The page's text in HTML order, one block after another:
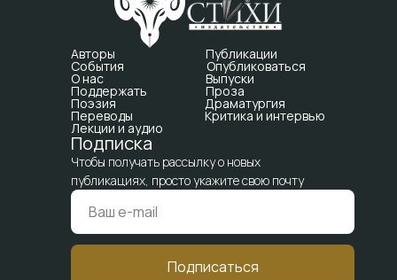
Авторы Публикации
События Опубликоваться
О нас Выпуски
Поддержать Проза
Поэзия Драматургия
Переводы Критика и интервью
Лекции и аудио
Подписка
Чтобы получать рассылку о новых
публикациях, просто укажите свою почту
Подписаться